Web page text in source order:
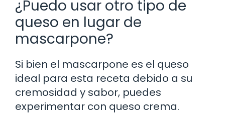
¿Puedo usar otro tipo de
queso en lugar de
mascarpone?
Si bien el mascarpone es el queso
ideal para esta receta debido a su
cremosidad y sabor, puedes
experimentar con queso crema.